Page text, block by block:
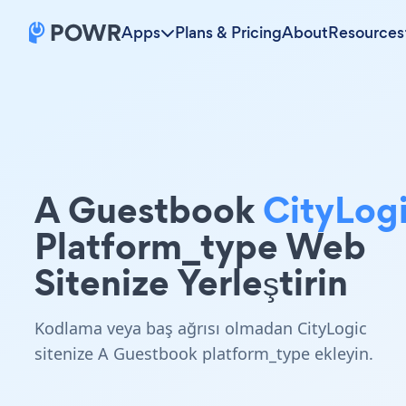
Apps Plans & PricingAboutResources
A Guestbook
Platform_type Web
Sitenize Yerleştirin
Kodlama veya baş ağrısı olmadan CityLogic
sitenize A Guestbook platform_type ekleyin.